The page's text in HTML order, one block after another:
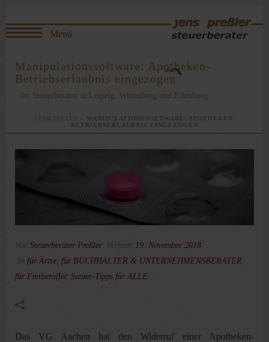
Manipulationssoftware: Apotheken-
Betriebserlaubnis eingezogen
Ihr Steuerberater in Leipzig, Wittenberg und Eilenburg
» MANIPULATIONSSOFTWARE: APOTHEKEN-
BETRIEBSERLAUBNIS EINGEZOGEN
Von Steuerberater Preßler Verfasst 19. November 2018
In für Ärzte für BUCHHALTER & UNTERNEHMENSBERATER
für Freiberufler, Steuer-Tipps für ALLE
Das VG Aachen hat den Widerruf einer Apotheken-